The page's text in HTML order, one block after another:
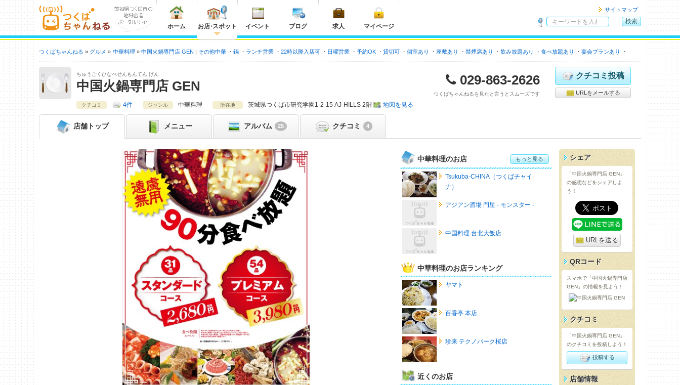
ホーム お店・スポット イベント ブログ 求人 マイページ
サイトマップ
ト
内
索
検索
つくばちゃんねる グルメ 中華料理 中国火鍋専門店 GEN その他中華 鍋 ランチ営業 22時以降入店可 日曜営業 予約OK 貸切可 個室あり 座敷あり 禁煙席あり 飲み放題あり 食べ放題あり 宴会プランあり カクテル充実 駐
ちゅうごくひなべせんもんてん げん
中国火鍋専門店 GEN 029-863-2626
つくばちゃんねるを見たと言うとスムーズです
クチコミ投稿
URLをメールする
クチコミ 4件 ジャンル 中華料理 所在地 茨城県つくば市研究学園1-2-15 AJ-HILLS 2階 地図を見る
店舗 トップ メニュー アルバム 25 クチコミ 4
中華料理のお店 もっと見る
Tsukuba-CHINA（つくばチャイ
ナ）
アジアン酒場 門星 - モンスター -
中国料理 台北大飯店
中華料理のお店ランキング
ヤマト
百香亭 本店
珍来 テクノパーク桜店
近くのお店
シェア
「中国火鍋専門店 GEN」
の感想などをシェアしよ
う！
URLを送る
QRコード
スマホで「中国火鍋専門店
GEN」の情報を見よう！
クチコミ
「中国火鍋専門店 GEN」
のクチコミを投稿しよう！
投稿する
店舗情報